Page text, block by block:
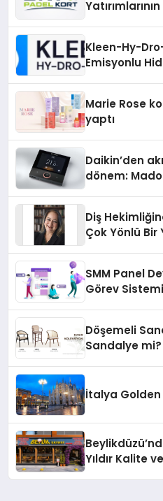
Kleen-Hy-
Emisyonlu
Marie Rose
yaptı
Daikin’den
dönem:
Diş
Çok Yönlü Bir
SMM Panel
Görev Sistemi
Döşemeli
Sandalye
İtalya
Yıldır Kalite